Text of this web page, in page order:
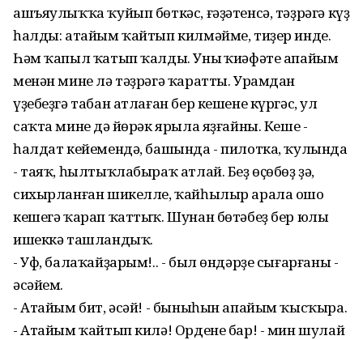
ашъяулыҡҡа ҡуйып бөткәс, ғәҙәтенсә, тәҙрәгә күҙ
һалды: атайым ҡайтып килмәйме, тиҙер инде.
Һәм ҡапыл ҡатып ҡалды. Уның ҡиәфәте апайым
менән мине лә тәҙрәгә ҡаратты. Урамдан
үҙебеҙгә табан атлаған бер кешене күргәс, ул
саҡта минең дә йөрәк ярыла яҙғайны. Кеше -
һалдат кейемендә, башында - пилотка, ҡулында
- таяҡ, һылтыҡлабыраҡ атлай. Беҙ өҫөбөҙ ҙә,
сихырланған шикелле, ҡайһылыр арала ошо
кешегә ҡарап ҡаттыҡ. Шунан бөтәбеҙ бер юлы
ишеккә ташландыҡ.
- Уф, балаҡайҙарым!.. - был өндәрҙе сығарғаны -
әсәйем.
- Атайым бит, әсәй! - быныһын апайым ҡысҡыра.
- Атайым ҡайтып килә! Ордене бар! - мин шулай